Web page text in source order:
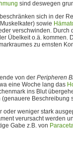
sind deswegen
sich in der
sowie
verschwinden. Durch
Übelkeit o.ä. kommen.
zu ernsten
von der Peripheren
eine Woche lang das
ins Blut
(genauere Beschreibung
oder weniger stark
verursacht werden
Gabe z.B. von